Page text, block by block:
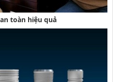
toàn hiệu quả